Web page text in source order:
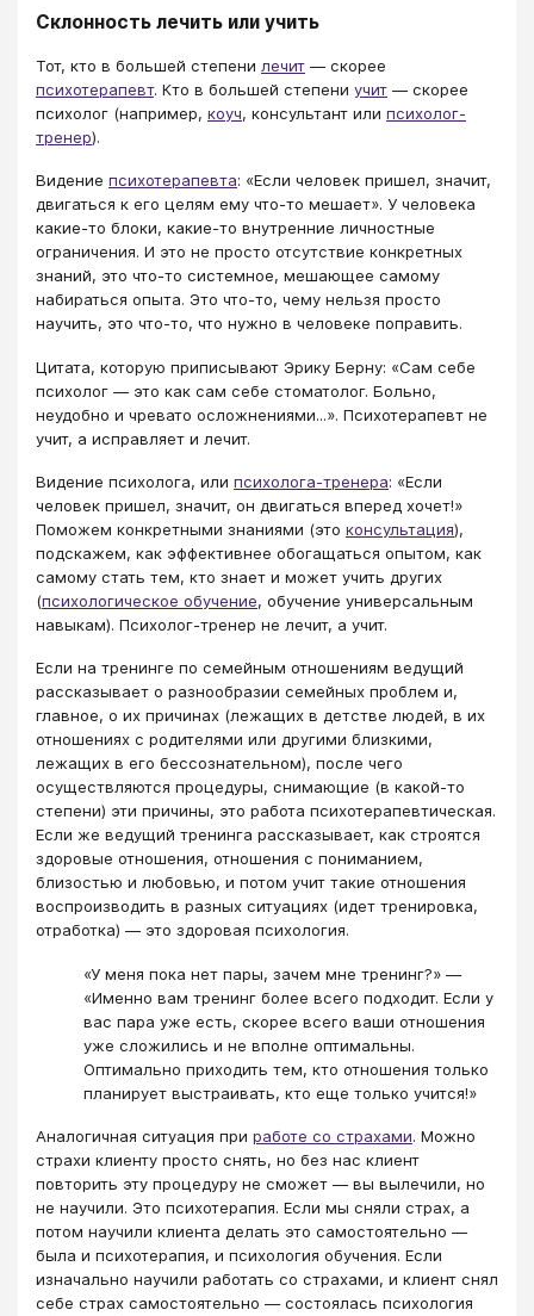
Склонность лечить или учить
Тот, кто в большей степени лечит — скорее
психотерапевт. Кто в большей степени учит — скорее
психолог (например, коуч, консультант или психолог-
тренер).
Видение психотерапевта: «Если человек пришел, значит,
двигаться к его целям ему что-то мешает». У человека
какие-то блоки, какие-то внутренние личностные
ограничения. И это не просто отсутствие конкретных
знаний, это что-то системное, мешающее самому
набираться опыта. Это что-то, чему нельзя просто
научить, это что-то, что нужно в человеке поправить.
Цитата, которую приписывают Эрику Берну: «Сам себе
психолог — это как сам себе стоматолог. Больно,
неудобно и чревато осложнениями...». Психотерапевт не
учит, а исправляет и лечит.
Видение психолога, или психолога-тренера: «Если
человек пришел, значит, он двигаться вперед хочет!»
Поможем конкретными знаниями (это консультация),
подскажем, как эффективнее обогащаться опытом, как
самому стать тем, кто знает и может учить других
(психологическое обучение, обучение универсальным
навыкам). Психолог-тренер не лечит, а учит.
Если на тренинге по семейным отношениям ведущий
рассказывает о разнообразии семейных проблем и,
главное, о их причинах (лежащих в детстве людей, в их
отношениях с родителями или другими близкими,
лежащих в его бессознательном), после чего
осуществляются процедуры, снимающие (в какой-то
степени) эти причины, это работа психотерапевтическая.
Если же ведущий тренинга рассказывает, как строятся
здоровые отношения, отношения с пониманием,
близостью и любовью, и потом учит такие отношения
воспроизводить в разных ситуациях (идет тренировка,
отработка) — это здоровая психология.
«У меня пока нет пары, зачем мне тренинг?» —
«Именно вам тренинг более всего подходит. Если у
вас пара уже есть, скорее всего ваши отношения
уже сложились и не вполне оптимальны.
Оптимально приходить тем, кто отношения только
планирует выстраивать, кто еще только учится!»
Аналогичная ситуация при работе со страхами. Можно
страхи клиенту просто снять, но без нас клиент
повторить эту процедуру не сможет — вы вылечили, но
не научили. Это психотерапия. Если мы сняли страх, а
потом научили клиента делать это самостоятельно —
была и психотерапия, и психология обучения. Если
изначально научили работать со страхами, и клиент снял
себе страх самостоятельно — состоялась психология